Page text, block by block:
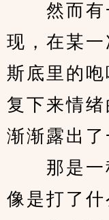
然而有
现，在某
斯底里的
复下来情
渐渐露出了
那是一
像是打了什